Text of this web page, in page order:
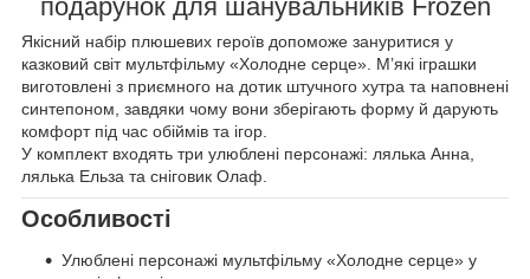
подарунок для шанувальників Frozen
Якісний набір плюшевих героїв допоможе зануритися у
казковий світ мультфільму «Холодне серце». М’які іграшки
виготовлені з приємного на дотик штучного хутра та наповнені
синтепоном, завдяки чому вони зберігають форму й дарують
комфорт під час обіймів та ігор.
У комплект входять три улюблені персонажі: лялька Анна,
лялька Ельза та сніговик Олаф.
Особливості
Улюблені персонажі мультфільму «Холодне серце» у